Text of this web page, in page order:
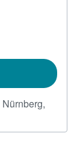
Nürnberg,